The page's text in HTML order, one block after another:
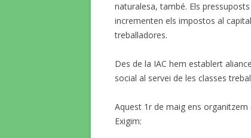
naturalesa, també. Els
incrementen els impostos al
treballadores.
Des de la IAC hem establert
social al servei de les classes
Aquest 1r de maig ens
Exigim: